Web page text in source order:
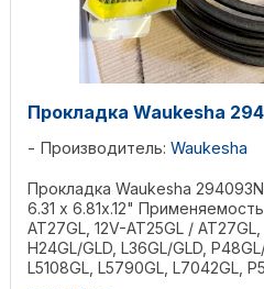
Прокладка Waukesha
Производитель: Waukesha
Прокладка Waukesha
6.31 х 6.81х.12"
AT27GL, 12V-AT25GL / AT27GL,
H24GL/GLD, L36GL/GLD,
L5108GL, L5790GL, L7042GL,